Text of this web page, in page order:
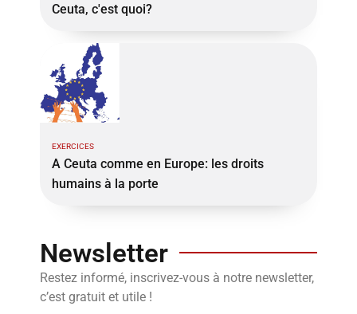
Ceuta, c'est quoi?
EXERCICES
A Ceuta comme en Europe: les droits
humains à la porte
Newsletter
Restez informé, inscrivez-vous à notre newsletter,
c’est gratuit et utile !